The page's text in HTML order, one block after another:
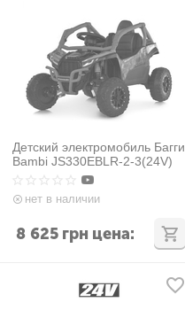
Детский электромобиль Багги
Bambi JS330EBLR-2-3(24V)
нет в наличии
8 625 грн цена: